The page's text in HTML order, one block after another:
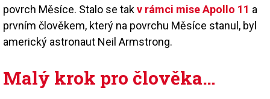
povrch Měsíce. Stalo se takv rámci mise Apollo 11 a
prvním člověkem, který na povrchu Měsíce stanul, byl
americký astronaut Neil Armstrong.
Malý krok pro člověka…